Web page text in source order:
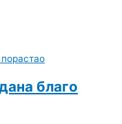
благо